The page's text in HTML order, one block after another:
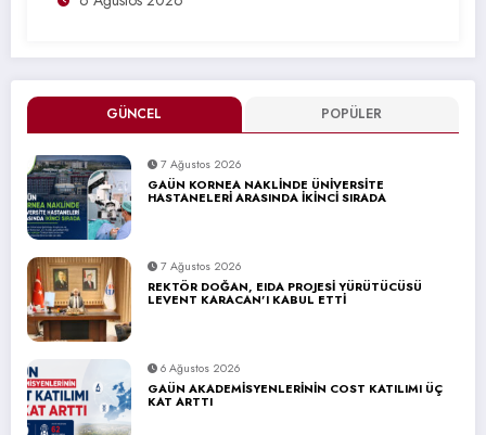
GÜNCEL POPÜLER
7 Ağustos 2026
GAÜN KORNEA NAKLİNDE ÜNİVERSİTE
HASTANELERİ ARASINDA İKİNCİ SIRADA
7 Ağustos 2026
REKTÖR DOĞAN, EIDA PROJESİ YÜRÜTÜCÜSÜ
LEVENT KARACAN’I KABUL ETTİ
6 Ağustos 2026
GAÜN AKADEMİSYENLERİNİN COST KATILIMI ÜÇ
KAT ARTTI